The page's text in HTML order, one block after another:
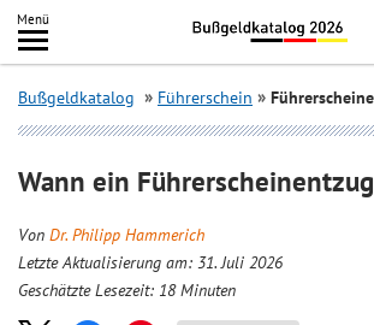
Inhalt
springen
Menü
Bußgeldkatalog Führerschein
Wann ein
Von Dr. Philipp Hammerich
Letzte Aktualisierung am: 31. Juli 2026
Geschätzte Lesezeit: 18 Minuten